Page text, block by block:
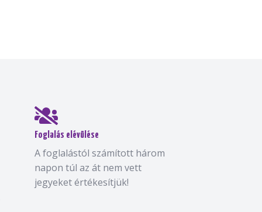
Foglalás elévülése
A foglalástól számított három
napon túl az át nem vett
jegyeket értékesítjük!